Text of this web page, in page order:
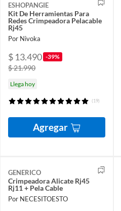
ESHOPANGIE
Kit De Herramientas Para
Redes Crimpeadora Pelacable
Rj45
Por Nivoka
$ 13.490 -39%
$ 21.990
Llega hoy
(19)
Agregar
GENERICO
Crimpeadora Alicate Rj45
Rj11 + Pela Cable
Por NECESITOESTO